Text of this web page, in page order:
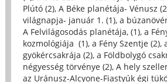
Plútó (2), A Béke planétája- Vénusz
világnapja- január 1. (1), a
A Felvilágosodás planétája, (1), a
kozmológiája (1), a Fény Szentje (2),
gyökércsakrája (2), a Földbolygó
négyesség törvénye (2), A hely
az Uránusz-Alcyone-Fiastyúk égi